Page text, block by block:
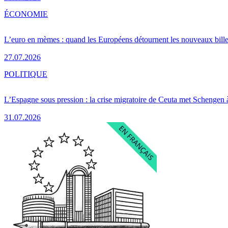
L’euro en mèmes : quand les Européens détournent les nouveaux
27.07.2026
ÉCONOMIE
L’Espagne sous pression : la crise migratoire de Ceuta met Schengen
31.07.2026
POLITIQUE